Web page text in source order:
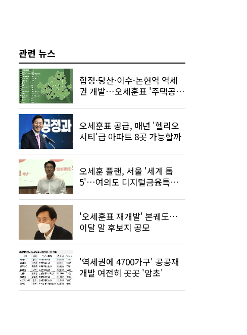
관련 뉴스
합정·당산·이수·논현역 역세
권 개발…오세훈표 '주택공
오세훈표 공급, 매년 '헬리오
시티'급 아파트 8곳 가능할까
오세훈 플랜, 서울 '세계 톱
5'…여의도 디지털금융특구
'오세훈표 재개발' 본궤도…
이달 말 후보지 공모
'역세권에 4700가구' 공공재
개발 여전히 곳곳 '암초'